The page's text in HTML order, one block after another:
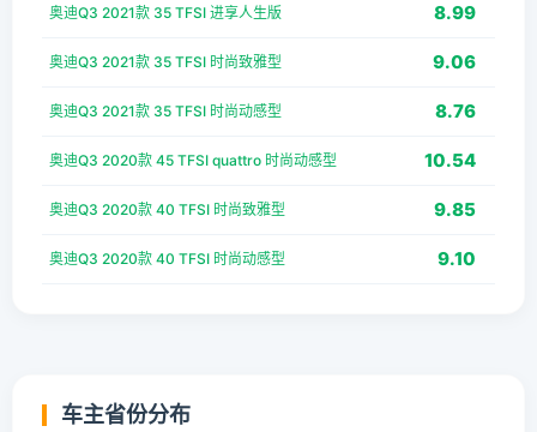
奥迪Q3 2021款 35 TFSI 进享人生版 8.99
奥迪Q3 2021款 35 TFSI 时尚致雅型 9.06
奥迪Q3 2021款 35 TFSI 时尚动感型 8.76
奥迪Q3 2020款 45 TFSI quattro 时尚动感型 10.54
奥迪Q3 2020款 40 TFSI 时尚致雅型 9.85
奥迪Q3 2020款 40 TFSI 时尚动感型 9.10
车主省份分布